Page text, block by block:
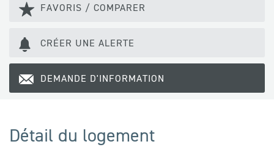
FAVORIS / COMPARER
CRÉER UNE ALERTE
DEMANDE D'INFORMATION
Détail du logement